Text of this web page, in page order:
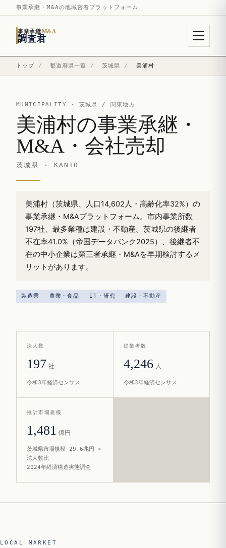
事業承継・M&Aの地域密着プラットフォーム
事業承継M&A
調査君
トップ / 都道府県一覧 / 茨城県 / 美浦村
MUNICIPALITY · 茨城県 / 関東地方
美浦村の事業承継・
M&A・会社売却
茨城県 · KANTO
美浦村（茨城県、人口14,602人・高齢化率32%）の
事業承継・M&Aプラットフォーム。市内事業所数
197社、最多業種は建設・不動産。茨城県の後継者
不在率41.0%（帝国データバンク2025）、後継者不
在の中小企業は第三者承継・M&Aを早期検討するメ
リットがあります。
製造業 農業・食品 IT・研究 建設・不動産
法人数
197 社
令和3年経済センサス
従業者数
4,246 人
令和3年経済センサス
推計市場規模
1,481 億円
茨城県市場規模 29.6兆円 ×
法人数比
2024年経済構造実態調査
LOCAL MARKET